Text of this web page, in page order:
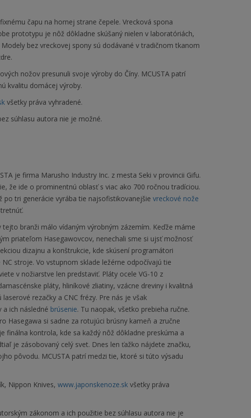
čapu na hornej strane čepele. Vrecková spona
prototypu je nôž dôkladne skúšaný nielen v laboratóriách,
bez vreckovej spony sú dodávané v tradičnom tkanom
nožov presunuli svoje výroby do Číny. MCUSTA patrí
kvalitu domácej výroby.
všetky práva vyhradené.
súhlasu autora nie je možné.
je firma Marusho Industry Inc. z mesta Seki v provincii Gifu.
že ide o prominentnú oblasť s viac ako 700 ročnou tradíciou.
po tri generácie vyrába tie najsofistikovanejšie vreckové nože
tejto branži málo vídaným výrobným zázemím. Keďže máme
priateľom Hasegawovcov, nenechali sme si ujsť možnosť
dizajnu a konštrukcie, kde skúsení programátori
stroje. Vo vstupnom sklade ležérne odpočívajú tie
v nožiarstve len predstaviť. Pláty ocele VG-10 z
pláty, hliníkové zliatiny, vzácne dreviny i kvalitná
rezačky a CNC frézy. Pre nás je však
ich následné brúsenie. Tu naopak, všetko prebieha ručne.
Hasegawa si sadne za rotujúci brúsny kameň a zručne
finálna kontrola, kde sa každý nôž dôkladne preskúma a
je zásobovaný celý svet. Dnes len ťažko nájdete značku,
pôvodu. MCUSTA patrí medzi tie, ktoré si túto výsadu
Nippon Knives, www.japonskenoze.skvšetky práva
zákonom a ich použitie bez súhlasu autora nie je